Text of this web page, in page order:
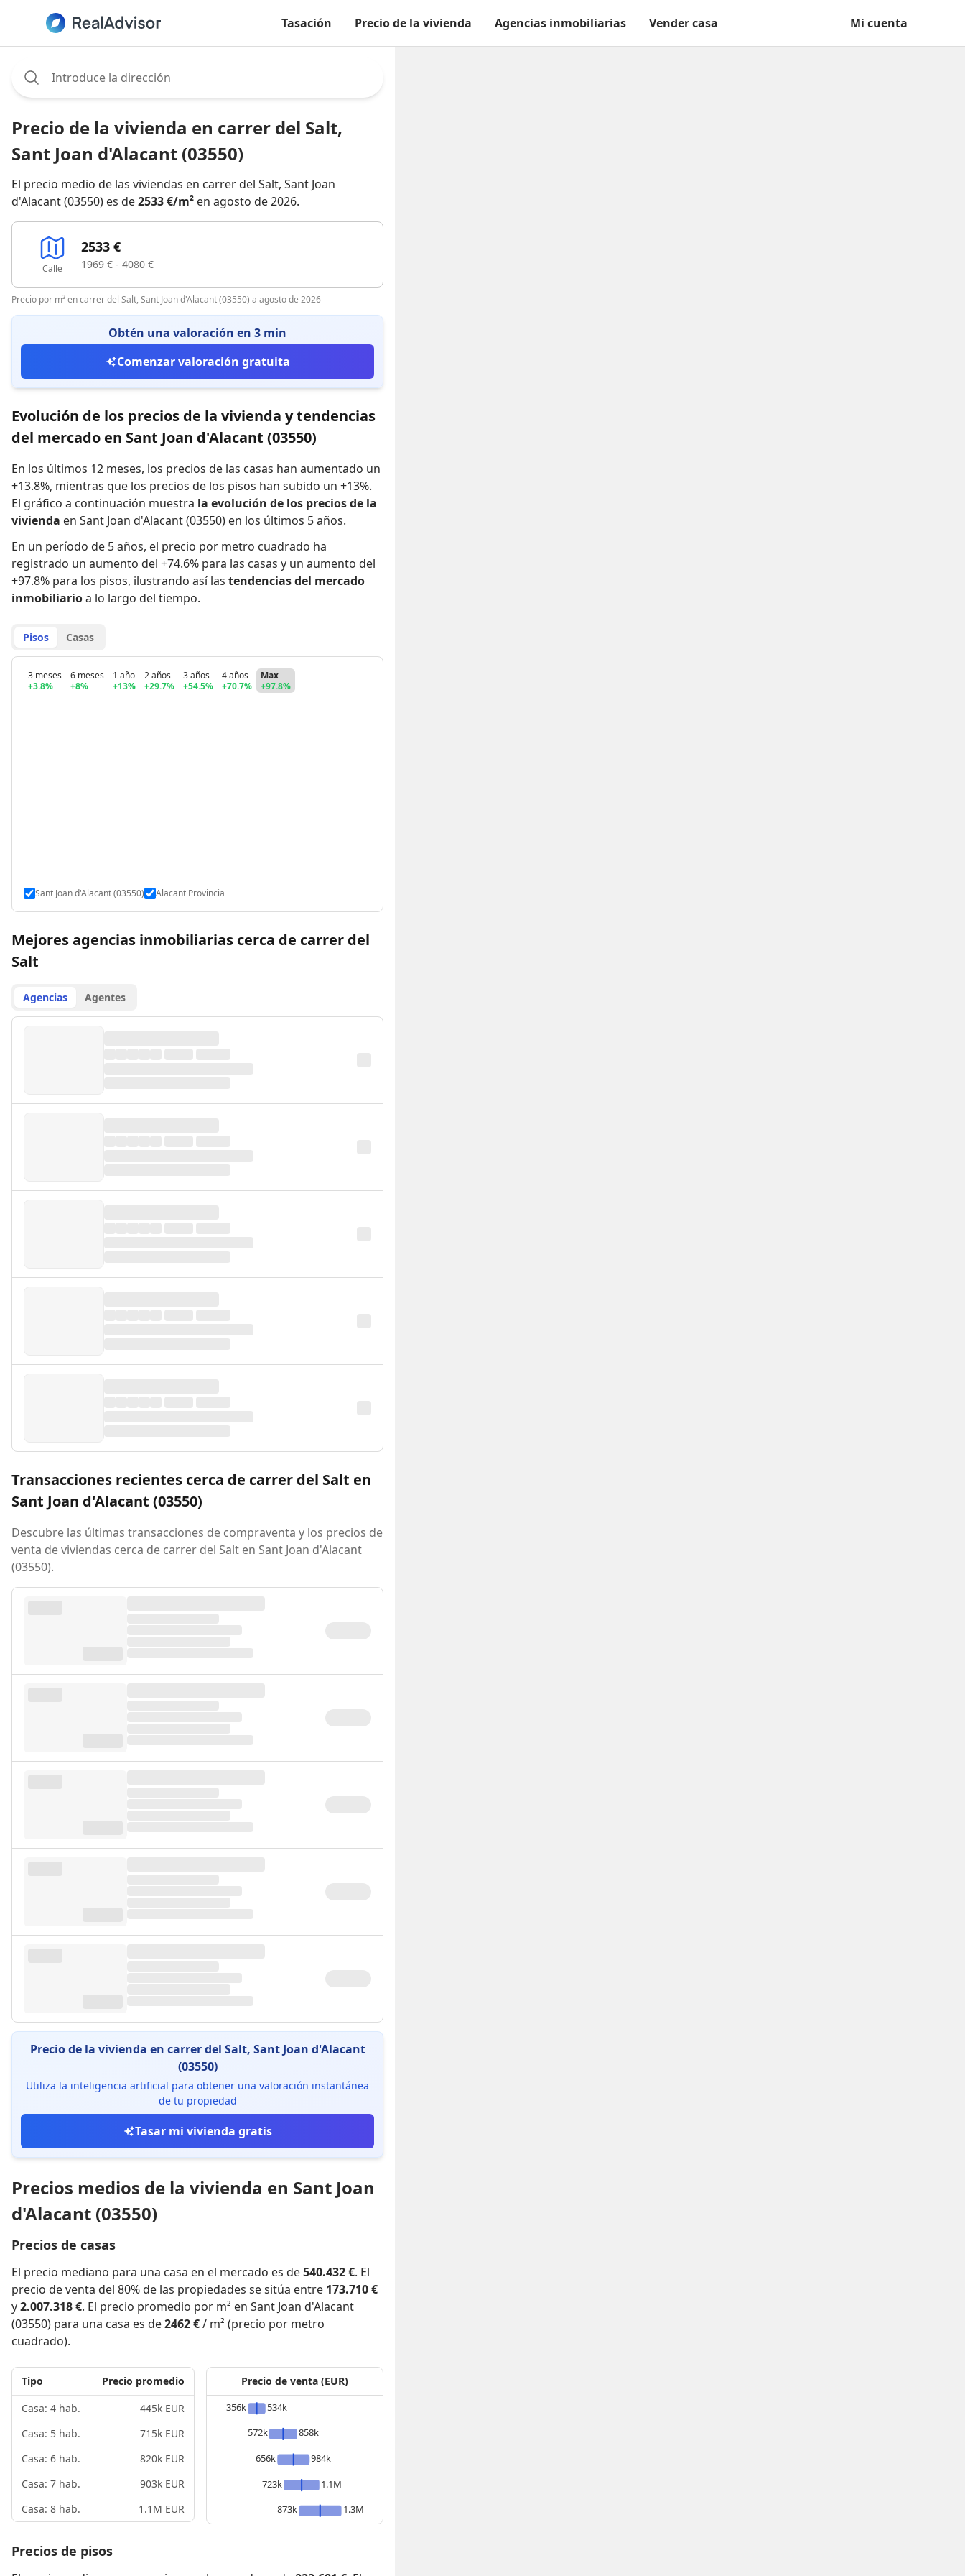
Tasación Precio de la vivienda Agencias inmobiliarias Vender casa Mi cuenta
Precio de la vivienda en carrer del Salt,
Sant Joan d'Alacant (03550)
El precio medio de las viviendas en carrer del Salt, Sant Joan
d'Alacant (03550) es de2533 €/m² en agosto de 2026.
Calle
2533 €
1969 € - 4080 €
Precio por m² en carrer del Salt, Sant Joan d'Alacant (03550) a agosto de 2026
Obtén una valoración en 3 min
Comenzar valoración gratuita
Evolución de los precios de la vivienda y tendencias
del mercado en Sant Joan d'Alacant (03550)
En los últimos 12 meses, los precios de las casas han aumentado un
+13.8%, mientras que los precios de los pisos han subido un +13%.
El gráfico a continuación muestra la evolución de los precios de la
vivienda en Sant Joan d'Alacant (03550) en los últimos 5 años.
En un período de 5 años, el precio por metro cuadrado ha
registrado un aumento del +74.6% para las casas y un aumento del
+97.8% para los pisos, ilustrando así las tendencias del mercado
inmobiliarioa lo largo del tiempo.
Pisos Casas
3 meses
+3.8%
6 meses
+8%
1 año
+13%
2 años
+29.7%
3 años
+54.5%
4 años
+70.7%
Max
+97.8%
Sant Joan d'Alacant (03550) Alacant Provincia
Mejores agencias inmobiliarias cerca de carrer del
Salt
Agencias Agentes
Transacciones recientes cerca de carrer del Salt en
Sant Joan d'Alacant (03550)
Descubre las últimas transacciones de compraventa y los precios de
venta de viviendas cerca de carrer del Salt en Sant Joan d'Alacant
(03550).
Precio de la vivienda en carrer del Salt, Sant Joan d'Alacant
(03550)
Utiliza la inteligencia artificial para obtener una valoración instantánea
de tu propiedad
Tasar mi vivienda gratis
Precios medios de la vivienda en Sant Joan
d'Alacant (03550)
Precios de casas
El precio mediano para una casa en el mercado es de540.432 €. El
precio de venta del 80% de las propiedades se sitúa entre 173.710 €
y2.007.318 €. El precio promedio por m² en Sant Joan d'Alacant
(03550) para una casa es de2462 €/ m² (precio por metro
cuadrado).
Tipo
Precio promedio
Casa: 4 hab.
445k EUR
Casa: 5 hab.
715k EUR
Casa: 6 hab.
820k EUR
Casa: 7 hab.
903k EUR
Casa: 8 hab.
1.1M EUR
Precio de venta (EUR)
356k
534k
572k
858k
656k
984k
723k
1.1M
873k
1.3M
Precios de pisos